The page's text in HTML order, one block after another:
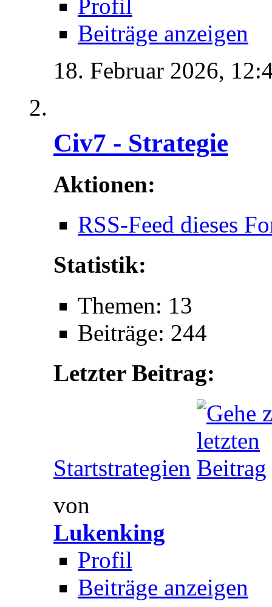
Profil
Beiträge anzeigen
18. Februar 2026,
Civ7 - Strategie
Aktionen:
RSS-Feed dieses
Statistik:
Themen: 13
Beiträge: 244
Letzter Beitrag:
Startstrategien
von
Lukenking
Profil
Beiträge anzeigen